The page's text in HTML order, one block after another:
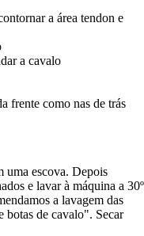
a área tendon e
a cavalo
frente como nas de trás
uma escova. Depois
e lavar à máquina a 30º
a lavagem das
botas de cavalo". Secar